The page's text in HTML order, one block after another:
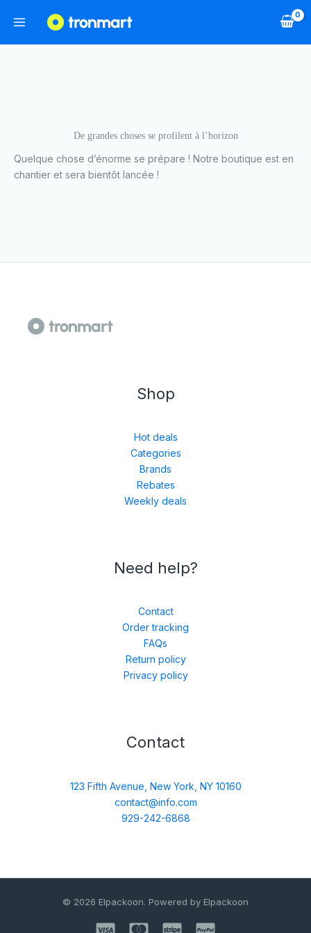
De grandes choses se profilent à l’horizon
Quelque chose d’énorme se prépare ! Notre boutique est en
chantier et sera bientôt lancée !
Shop
Hot deals
Categories
Brands
Rebates
Weekly deals
Need help?
Contact
Order tracking
FAQs
Return policy
Privacy policy
Contact
123 Fifth Avenue, New York, NY 10160
contact@info.com
929-242-6868
© 2026 Elpackoon. Powered by Elpackoon